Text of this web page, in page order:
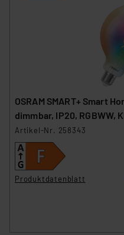
OSRAM SMART+ Smart
dimmbar, IP20, RGBWW,
Artikel-Nr. 258343
Produktdatenblatt